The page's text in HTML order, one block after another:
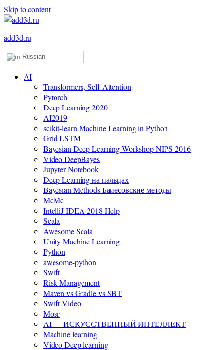
Skip to content
add3d.ru
Add3D
Russian
AI
Transformers, Self-Attention
Pytorch
Deep Learning 2020
AI2019
scikit-learn Machine Learning in Python
Grid LSTM
Bayesian Deep Learning Workshop NIPS 2016
Video DeepBayes
Jupyter Notebook
Deep Learning на пальцах
Bayesian Methods Байесовские методы
McMc
IntelliJ IDEA 2018 Help
Scala
Awesome Scala
Unity Machine Learning
Python
awesome-python
Swift
Risk Management
Maven vs Gradle vs SBT
Swift Video
Мозг
AI — ИСКУССТВЕННЫЙ ИНТЕЛЛЕКТ
Machine learning
Video Deep learning